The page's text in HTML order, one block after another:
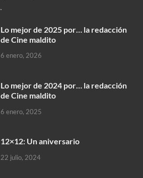
Lo mejor de 2025 por… la redacción
de Cine maldito
6 enero, 2026
Lo mejor de 2024 por… la redacción
de Cine maldito
6 enero, 2025
12×12: Un aniversario
22 julio, 2024